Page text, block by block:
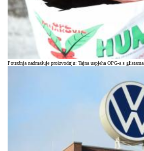
Potražnja nadmašuje proizvodnju: Tajna uspjeha OPG-a s glistama